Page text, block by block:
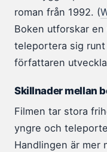
roman från 1992. (
Boken utforskar
teleportera sig
författaren
Skillnader mellan
Filmen tar stora
yngre och
Handlingen är mer